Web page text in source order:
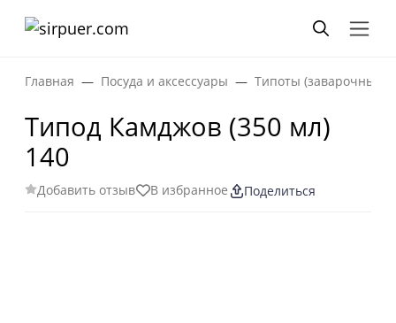
Главная Посуда и аксессуары Типоты (заварочные
Типод Камджов (350 мл)
140
Добавить отзыв В избранное Поделиться